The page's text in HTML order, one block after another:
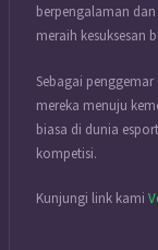
berpengalaman
meraih kesuksesan
Sebagai
mereka menuju
biasa di dunia
kompetisi.
Kunjungi link kami